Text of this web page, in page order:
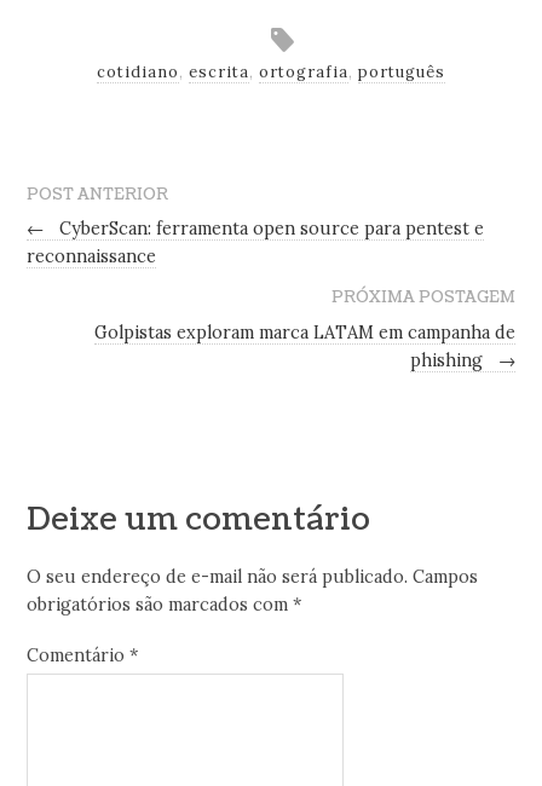
cotidiano, escrita, ortografia, português
POST ANTERIOR
←
CyberScan: ferramenta open source para pentest e
reconnaissance
PRÓXIMA POSTAGEM
Golpistas exploram marca LATAM em campanha de
phishing
→
Deixe um comentário
O seu endereço de e-mail não será publicado. Campos
obrigatórios são marcados com*
Comentário*